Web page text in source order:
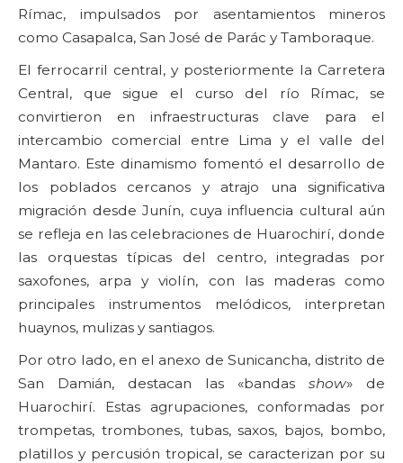
Rímac, impulsados por asentamientos mineros
como Casapalca, San José de Parác y Tamboraque.
El ferrocarril central, y posteriormente la Carretera
Central, que sigue el curso del río Rímac, se
convirtieron en infraestructuras clave para el
intercambio comercial entre Lima y el valle del
Mantaro. Este dinamismo fomentó el desarrollo de
los poblados cercanos y atrajo una significativa
migración desde Junín, cuya influencia cultural aún
se refleja en las celebraciones de Huarochirí, donde
las orquestas típicas del centro, integradas por
saxofones, arpa y violín, con las maderas como
principales instrumentos melódicos, interpretan
huaynos, mulizas y santiagos.
Por otro lado, en el anexo de Sunicancha, distrito de
San Damián, destacan las «bandas show» de
Huarochirí. Estas agrupaciones, conformadas por
trompetas, trombones, tubas, saxos, bajos, bombo,
platillos y percusión tropical, se caracterizan por su